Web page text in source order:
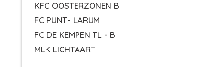
KFC OOSTERZONEN B
FC PUNT- LARUM
FC DE KEMPEN TL - B
MLK LICHTAART